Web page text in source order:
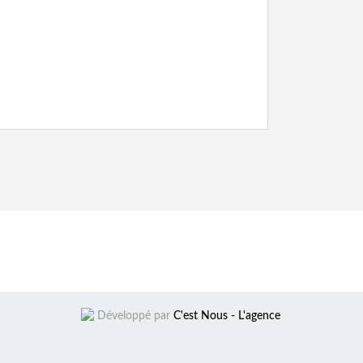
Développé par C'est Nous - L'agence